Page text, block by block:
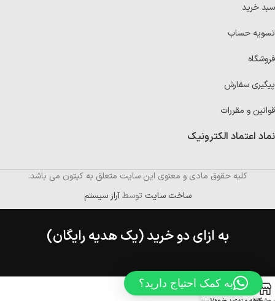
سبد خرید
تسویه حساب
فروشگاه
پیگیری سفارش
قوانین و مقررات
نماد اعتماد الکترونیک
کلیه حقوق مادی و معنوی این سایت متعلق به کیتون می باشد.
ساخت سایت توسطآراز سیستم
به ازای دو خرید (یک هدیه رایگان)
به کمک احتیاج دارید؟